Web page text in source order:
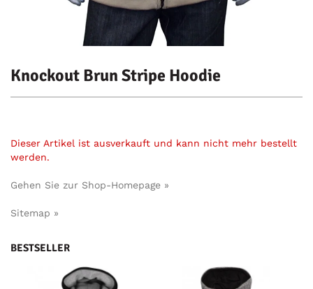
Knockout Brun Stripe Hoodie
Dieser Artikel ist ausverkauft und kann nicht mehr bestellt
werden.
Gehen Sie zur Shop-Homepage »
Sitemap »
BESTSELLER